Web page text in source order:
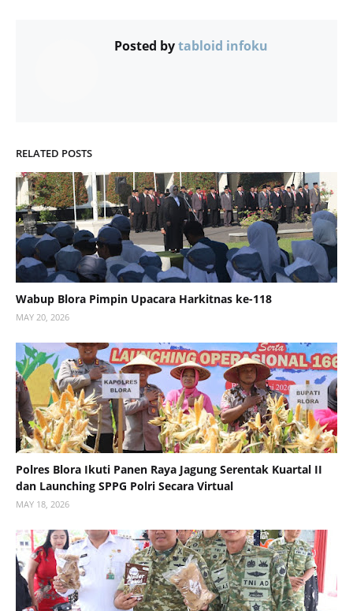
Posted bytabloid infoku
RELATED POSTS
Wabup Blora Pimpin Upacara Harkitnas ke-118
MAY 20, 2026
Polres Blora Ikuti Panen Raya Jagung Serentak Kuartal II
dan Launching SPPG Polri Secara Virtual
MAY 18, 2026